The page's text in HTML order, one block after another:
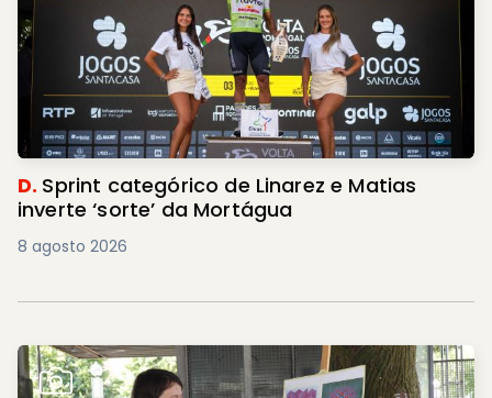
D. Sprint categórico de Linarez e Matias
inverte ‘sorte’ da Mortágua
8 agosto 2026